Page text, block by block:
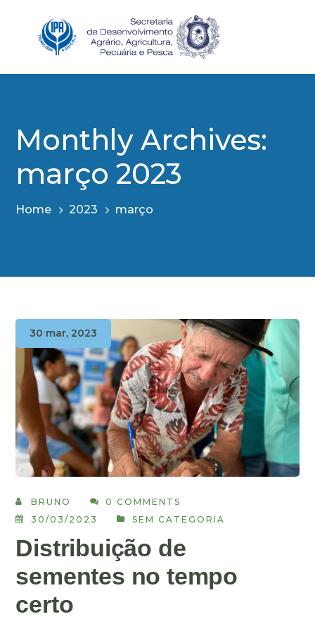
Monthly Archives:
março 2023
Home 2023 março
30 mar, 2023
BRUNO
0 COMMENTS
30/03/2023
SEM CATEGORIA
Distribuição de
sementes no tempo
certo